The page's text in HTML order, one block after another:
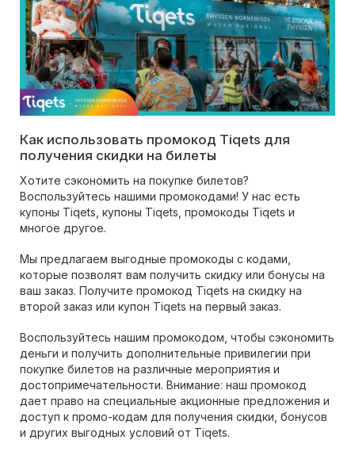
Как использовать промокод Tiqets для
получения скидки на билеты
Хотите сэкономить на покупке билетов?
Воспользуйтесь нашими промокодами! У нас есть
купоны Tiqets, купоны Tiqets, промокоды Tiqets и
многое другое.
Мы предлагаем выгодные промокоды с кодами,
которые позволят вам получить скидку или бонусы на
ваш заказ. Получите промокод Tiqets на скидку на
второй заказ или купон Tiqets на первый заказ.
Воспользуйтесь нашим промокодом, чтобы сэкономить
деньги и получить дополнительные привилегии при
покупке билетов на различные мероприятия и
достопримечательности. Внимание: наш промокод
дает право на специальные акционные предложения и
доступ к промо-кодам для получения скидки, бонусов
и других выгодных условий от Tiqets.